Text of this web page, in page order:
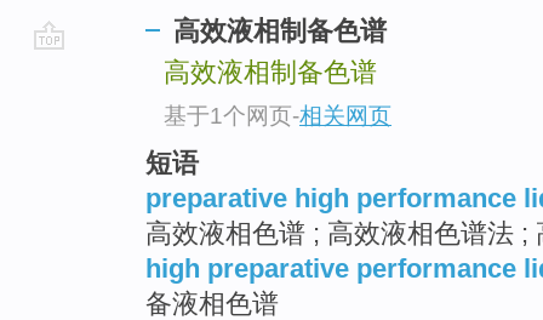
高效液相制备色谱
高效液相制备色谱
基于1个网页-相关网页
短语
preparative high performance
高效液相色谱 ; 高效液相色谱法 ;
high preparative performance
备液相色谱